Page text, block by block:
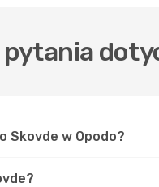
Skovde w Opodo?